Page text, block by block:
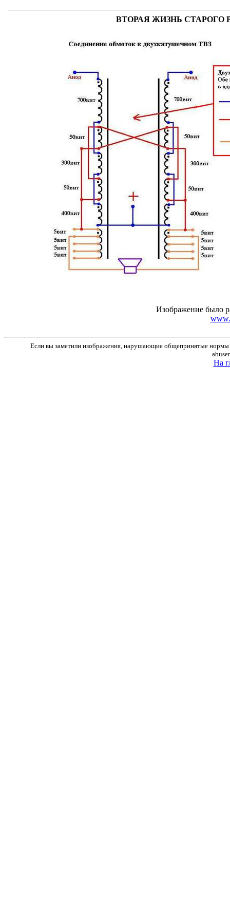
ВТОРАЯ ЖИЗНЬ СТАРОГО
Изображение было
Если вы заметили изображения, нарушающие общепринятые нормы
На